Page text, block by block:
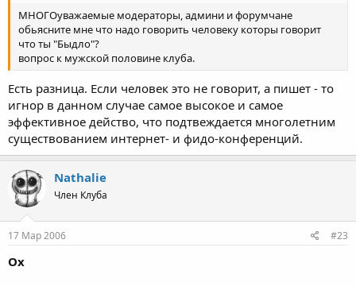
МНОГОуважаемые модераторы, админи и форумчане
обьясните мне что надо говорить человеку которы говорит
что ты "Быдло"?
вопрос к мужской половине клуба.
Есть разница. Если человек это не говорит, а пишет - то
игнор в данном случае самое высокое и самое
эффективное действо, что подтвеждается многолетним
существованием интернет- и фидо-конференций.
Nathalie
Член Клуба
17 Мар 2006 #23
Ох